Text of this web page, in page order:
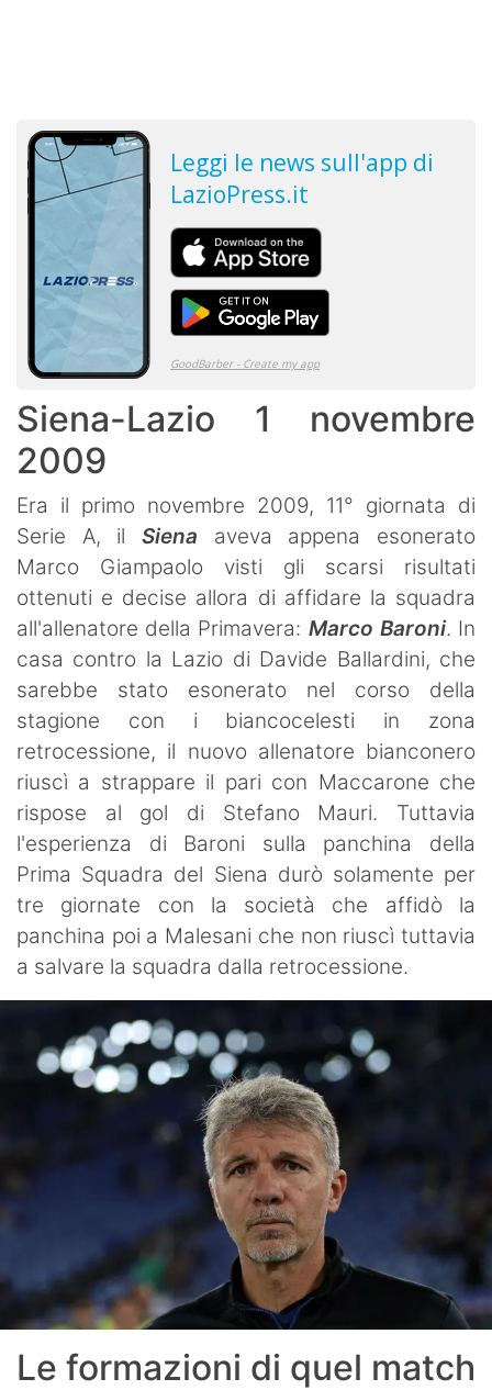
Siena-Lazio 1 novembre
2009
Era il primo novembre 2009, 11° giornata di
Serie A, il Siena aveva appena esonerato
Marco Giampaolo visti gli scarsi risultati
ottenuti e decise allora di affidare la squadra
all'allenatore della Primavera: Marco Baroni. In
casa contro la Lazio di Davide Ballardini, che
sarebbe stato esonerato nel corso della
stagione con i biancocelesti in zona
retrocessione, il nuovo allenatore bianconero
riuscì a strappare il pari con Maccarone che
rispose al gol di Stefano Mauri. Tuttavia
l'esperienza di Baroni sulla panchina della
Prima Squadra del Siena durò solamente per
tre giornate con la società che affidò la
panchina poi a Malesani che non riuscì tuttavia
a salvare la squadra dalla retrocessione.
Le formazioni di quel match